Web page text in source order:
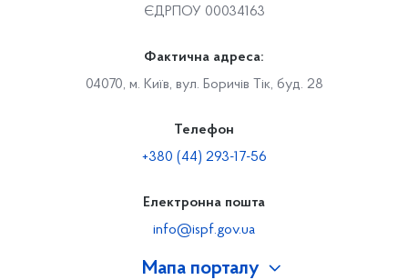
Мапа порталу
ЄДРПОУ 00034163
Фактична адреса:
04070, м. Київ, вул. Боричів Тік, буд. 28
Телефон
+380 (44) 293-17-56
Електронна пошта
info@ispf.gov.ua